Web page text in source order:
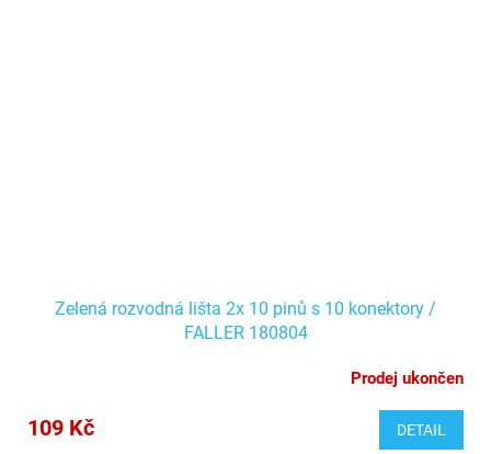
Zelená rozvodná lišta 2x 10 pinů s 10 konektory /
FALLER 180804
Prodej ukončen
109 Kč DETAIL